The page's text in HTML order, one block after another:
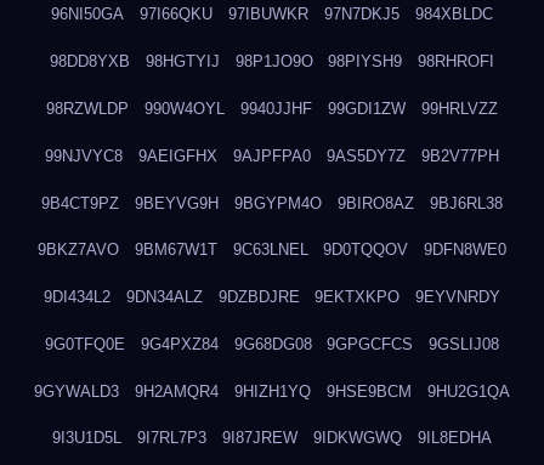
96NI50GA 97I66QKU 97IBUWKR 97N7DKJ5 984XBLDC
98DD8YXB 98HGTYIJ 98P1JO9O 98PIYSH9 98RHROFI
98RZWLDP 990W4OYL 9940JJHF 99GDI1ZW 99HRLVZZ
99NJVYC8 9AEIGFHX 9AJPFPA0 9AS5DY7Z 9B2V77PH
9B4CT9PZ 9BEYVG9H 9BGYPM4O 9BIRO8AZ 9BJ6RL38
9BKZ7AVO 9BM67W1T 9C63LNEL 9D0TQQOV 9DFN8WE0
9DI434L2 9DN34ALZ 9DZBDJRE 9EKTXKPO 9EYVNRDY
9G0TFQ0E 9G4PXZ84 9G68DG08 9GPGCFCS 9GSLIJ08
9GYWALD3 9H2AMQR4 9HIZH1YQ 9HSE9BCM 9HU2G1QA
9I3U1D5L 9I7RL7P3 9I87JREW 9IDKWGWQ 9IL8EDHA